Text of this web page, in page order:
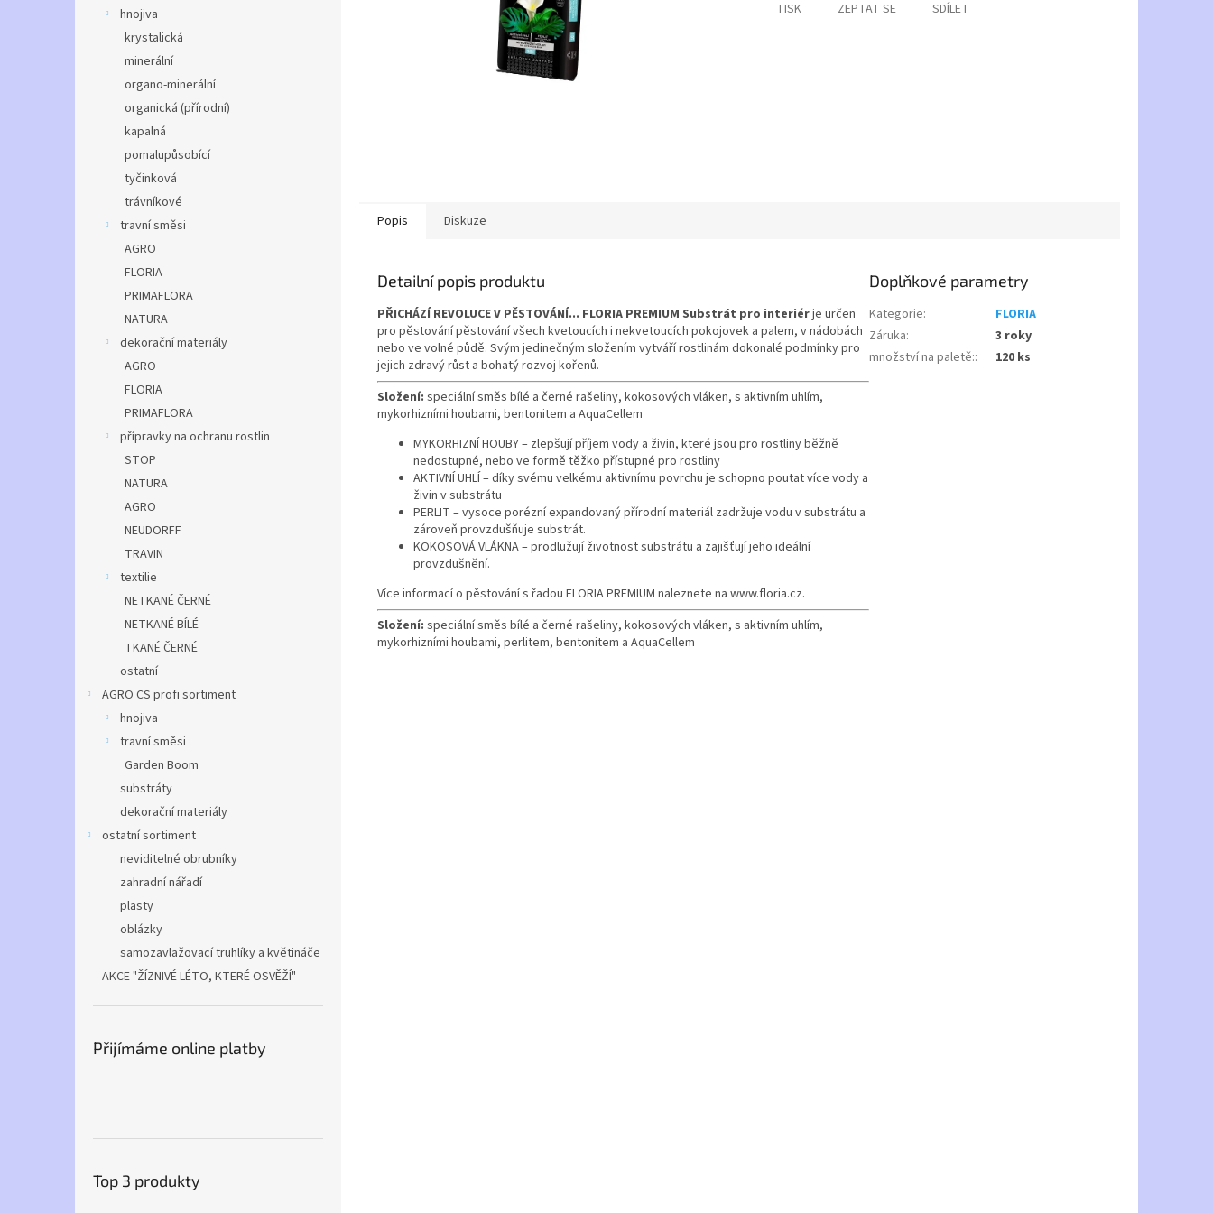
hnojiva
krystalická
minerální
organo-minerální
organická (přírodní)
kapalná
pomalupůsobící
tyčinková
trávníkové
travní směsi
AGRO
FLORIA
PRIMAFLORA
NATURA
dekorační materiály
AGRO
FLORIA
PRIMAFLORA
přípravky na ochranu rostlin
STOP
NATURA
AGRO
NEUDORFF
TRAVIN
textilie
NETKANÉ ČERNÉ
NETKANÉ BÍLÉ
TKANÉ ČERNÉ
ostatní
AGRO CS profi sortiment
hnojiva
travní směsi
Garden Boom
substráty
dekorační materiály
ostatní sortiment
neviditelné obrubníky
zahradní nářadí
plasty
oblázky
samozavlažovací truhlíky a květináče
AKCE "ŽÍZNIVÉ LÉTO, KTERÉ OSVĚŽÍ"
Přijímáme online platby
Top 3 produkty
TISK ZEPTAT SE SDÍLET
Popis Diskuze
Detailní popis produktu
PŘICHÁZÍ REVOLUCE V PĚSTOVÁNÍ... FLORIA PREMIUM Substrát pro interiérje určen
pro pěstování pěstování všech kvetoucích i nekvetoucích pokojovek a palem, v nádobách
nebo ve volné půdě. Svým jedinečným složením vytváří rostlinám dokonalé podmínky pro
jejich zdravý růst a bohatý rozvoj kořenů.
Složení: speciální směs bílé a černé rašeliny, kokosových vláken, s aktivním uhlím,
mykorhizními houbami, bentonitem a AquaCellem
MYKORHIZNÍ HOUBY – zlepšují příjem vody a živin, které jsou pro rostliny běžně
nedostupné, nebo ve formě těžko přístupné pro rostliny
AKTIVNÍ UHLÍ – díky svému velkému aktivnímu povrchu je schopno poutat více vody a
živin v substrátu
PERLIT – vysoce porézní expandovaný přírodní materiál zadržuje vodu v substrátu a
zároveň provzdušňuje substrát.
KOKOSOVÁ VLÁKNA – prodlužují životnost substrátu a zajišťují jeho ideální
provzdušnění.
Více informací o pěstování s řadou FLORIA PREMIUM naleznete na www.floria.cz.
Složení: speciální směs bílé a černé rašeliny, kokosových vláken, s aktivním uhlím,
mykorhizními houbami, perlitem, bentonitem a AquaCellem
Doplňkové parametry
Kategorie:
FLORIA
Záruka:
3 roky
množství na paletě:: 120 ks